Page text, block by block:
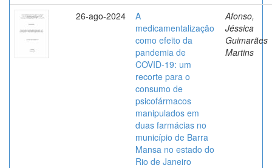
26-ago-2024
A
medicamentalização
como efeito da
pandemia de
COVID-19: um
recorte para o
consumo de
psicofármacos
manipulados em
duas farmácias no
município de Barra
Mansa no estado do
Rio de Janeiro
Afonso,
Jéssica
Guimarães
Martins